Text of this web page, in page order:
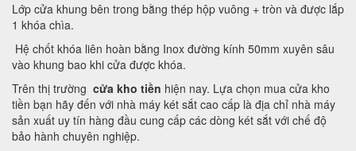
Lớp cửa khung bên trong bằng thép hộp vuông + tròn và được lắp
1 khóa chìa.
Hệ chốt khóa liên hoàn bằng Inox đường kính 50mm xuyên sâu
vào khung bao khi cửa được khóa.
Trên thị trường cửa kho tiền hiện nay. Lựa chọn mua cửa kho
tiền bạn hãy đến với nhà máy két sắt cao cấp là địa chỉ nhà máy
sản xuất uy tín hàng đầu cung cấp các dòng két sắt với chế độ
bảo hành chuyên nghiệp.